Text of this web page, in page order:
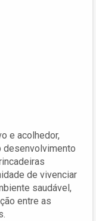
e acolhedor,
desenvolvimento
de vivenciar
saudável,
entre as